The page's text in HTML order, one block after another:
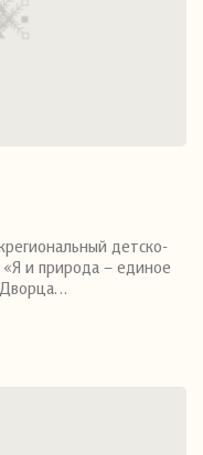
детско-
и природа – единое